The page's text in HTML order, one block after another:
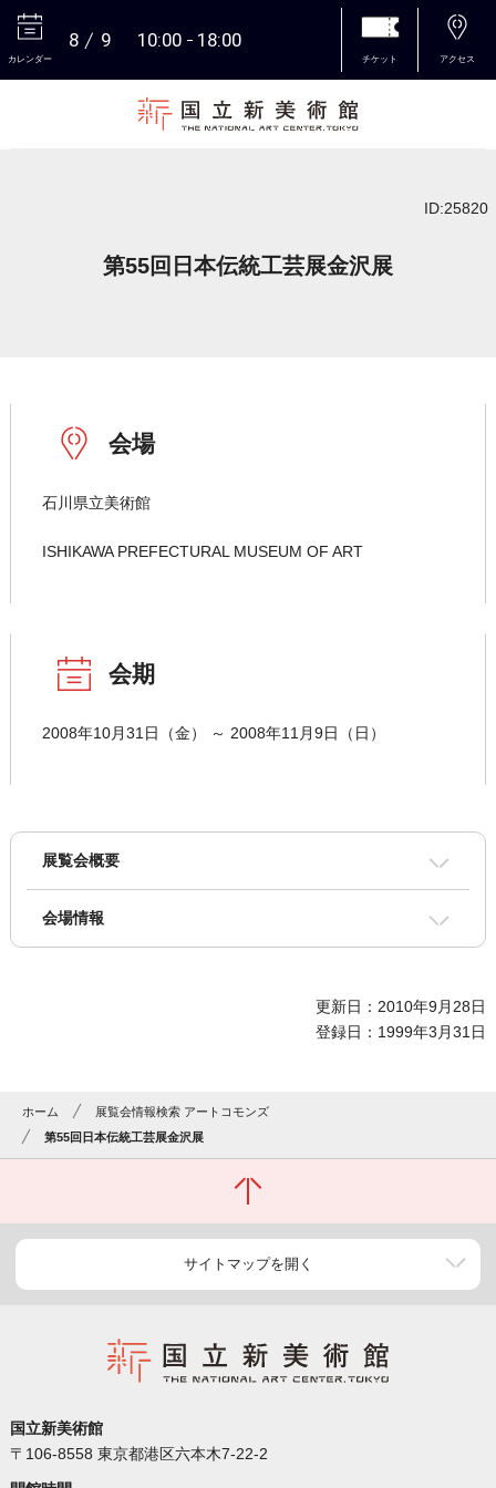
カレンダー
8 9 10:00 18:00
チケット アクセス
ID:25820
第55回日本伝統工芸展金沢展
会場
石川県立美術館
ISHIKAWA PREFECTURAL MUSEUM OF ART
会期
2008年10月31日（金） ～ 2008年11月9日（日）
展覧会概要
会場情報
更新日：2010年9月28日
登録日：1999年3月31日
ホーム
展覧会情報検索 アートコモンズ
第55回日本伝統工芸展金沢展
サイトマップを開く
国立新美術館
〒106-8558 東京都港区六本木7-22-2